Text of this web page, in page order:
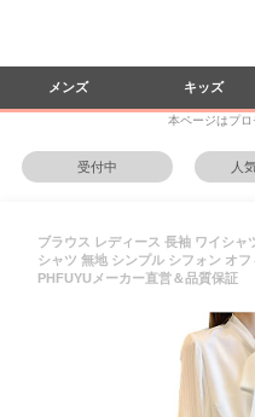
メンズ キッズ
本ページはプ
受付中 人
ブラウス レディース 長袖 ワイシャ
シャツ 無地 シンプル シフォン オ
PHFUYUメーカー直営＆品質保証